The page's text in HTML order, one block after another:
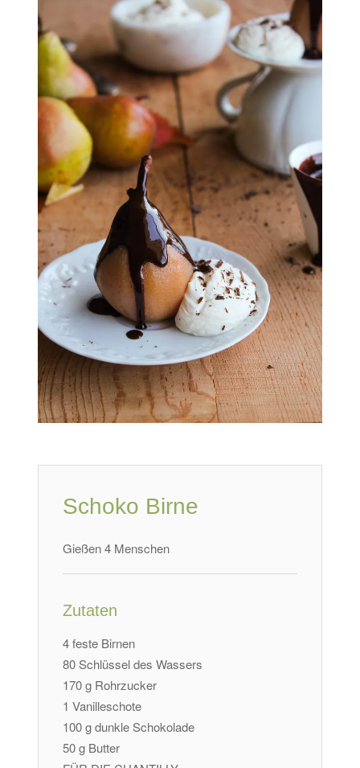
Schoko Birne
Gießen 4 Menschen
Zutaten
4 feste Birnen
80 Schlüssel des Wassers
170 g Rohrzucker
1 Vanilleschote
100 g dunkle Schokolade
50 g Butter